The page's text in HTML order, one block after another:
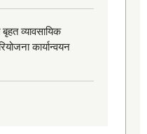
व्यावसायिक
कार्यान्वयन